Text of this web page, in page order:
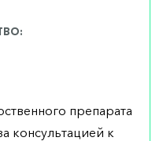
препарата
консультацией к